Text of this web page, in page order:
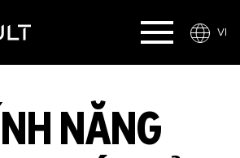
VI
NĂNG